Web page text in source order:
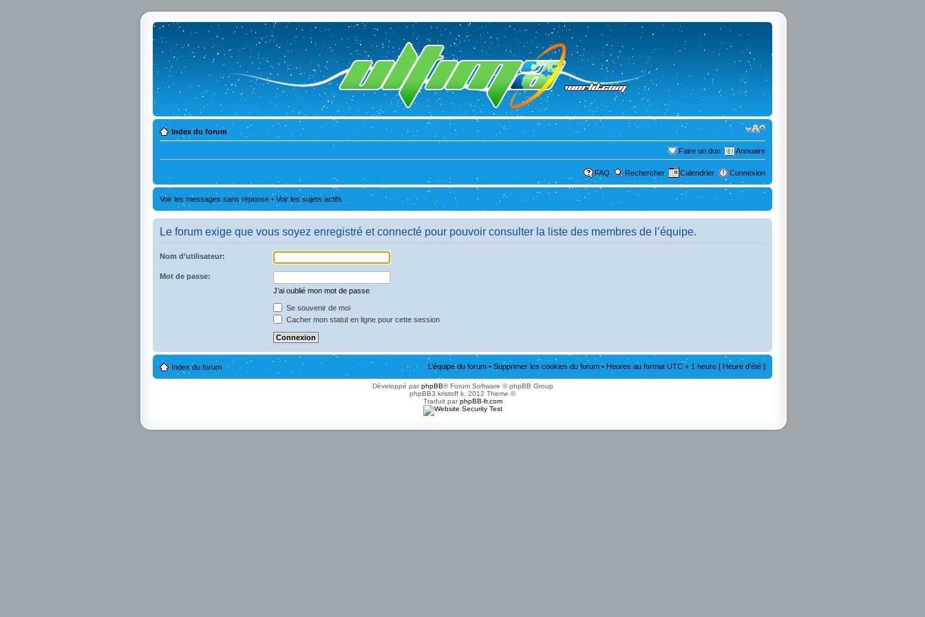
Index du forum
Faire un don Annuaire
FAQ Rechercher Calendrier Connexion
Voir les messages sans réponse • Voir les sujets actifs
Le forum exige que vous soyez enregistré et connecté pour pouvoir consulter la liste des membres de l’équipe.
Nom d’utilisateur:
Mot de passe:
J’ai oublié mon mot de passe
Se souvenir de moi
Cacher mon statut en ligne pour cette session
Index du forum L’équipe du forum • Supprimer les cookies du forum • Heures au format UTC + 1 heure [ Heure d’été ]
Développé parphpBB® Forum Software © phpBB Group
phpBB3 kristoff k. 2012 Theme ©
Traduit parphpBB-fr.com